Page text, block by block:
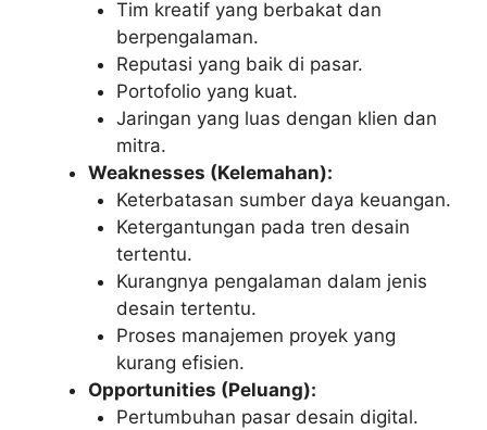
Tim kreatif yang berbakat dan
berpengalaman.
Reputasi yang baik di pasar.
Portofolio yang kuat.
Jaringan yang luas dengan klien dan
mitra.
Weaknesses (Kelemahan):
Keterbatasan sumber daya keuangan.
Ketergantungan pada tren desain
tertentu.
Kurangnya pengalaman dalam jenis
desain tertentu.
Proses manajemen proyek yang
kurang efisien.
Opportunities (Peluang):
Pertumbuhan pasar desain digital.